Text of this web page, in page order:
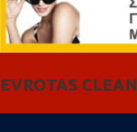
EVROTAS CLEAN